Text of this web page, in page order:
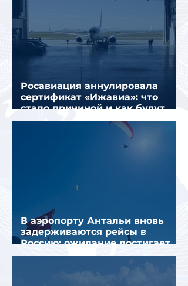
Росавиация аннулировала
сертификат «Ижавиа»: что
стало причиной и как будут
перевозить пассажиров
В аэропорту Антальи вновь
задерживаются рейсы в
Россию: ожидание достигает
почти 10 часов